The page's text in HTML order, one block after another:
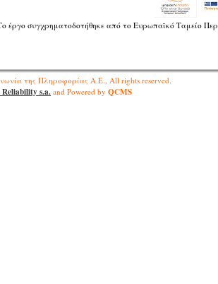
έργο συγχρηματοδοτήθηκε από το Ευρωπαϊκό Ταμείο
της Πληροφορίας Α.Ε., All rights reserved.
s.a.and Powered by QCMS